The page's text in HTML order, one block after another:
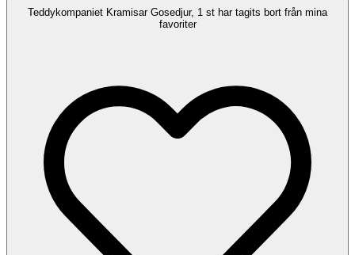
Teddykompaniet Kramisar Gosedjur, 1 st har tagits bort från mina
favoriter